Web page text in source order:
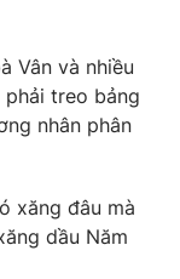
Vân và nhiều
phải treo bảng
nhân phân
xăng đâu mà
dầu Năm